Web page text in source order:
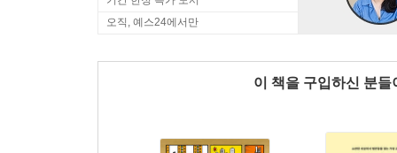
오직, 예스24에서만
이 책을 구입하신 분